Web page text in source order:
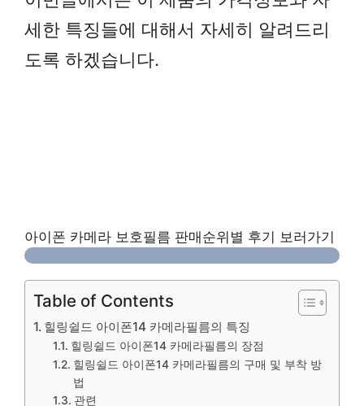
세한 특징들에 대해서 자세히 알려드리
도록 하겠습니다.
아이폰 카메라 보호필름 판매순위별 후기 보러가기
Table of Contents
힐링쉴드 아이폰14 카메라필름의 특징
힐링쉴드 아이폰14 카메라필름의 장점
힐링쉴드 아이폰14 카메라필름의 구매 및 부착 방
법
관련